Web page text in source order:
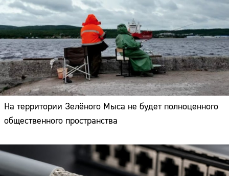
На территории Зелёного Мыса не будет полноценного
общественного пространства